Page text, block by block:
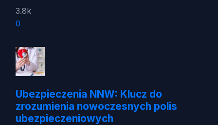
3.8k
0
Ubezpieczenia NNW: Klucz do
zrozumienia nowoczesnych polis
ubezpieczeniowych